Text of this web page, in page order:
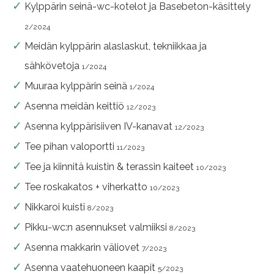
Kylppärin seinä-wc-kotelot ja Basebeton-käsittely
2/2024
Meidän kylppärin alaslaskut, tekniikkaa ja
sähkövetoja 1/2024
Muuraa kylppärin seinä 1/2024
Asenna meidän keittiö 12/2023
Asenna kylppärisiiven IV-kanavat 12/2023
Tee pihan valoportti 11/2023
Tee ja kiinnitä kuistin & terassin kaiteet 10/2023
Tee roskakatos + viherkatto 10/2023
Nikkaroi kuisti 8/2023
Pikku-wc:n asennukset valmiiksi 8/2023
Asenna makkarin väliovet 7/2023
Asenna vaatehuoneen kaapit 5/2023